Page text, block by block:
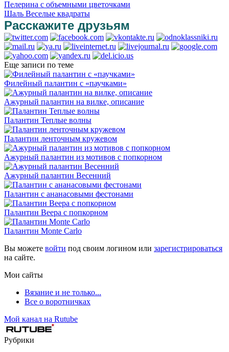
Пелерина с объемными цветочками
Шаль Веселые квадраты
Расскажите друзьям
Еще записи по теме
Филейный палантин с «паучками»
Ажурный палантин на вилке, описание
Палантин Теплые волны
Палантин ленточным кружевом
Ажурный палантин из мотивов с попкорном
Ажурный палантин Весенний
Палантин с ананасовыми фестонами
Палантин Веера с попкорном
Палантин Monte Carlo
Вы можете войти под своим логином или зарегистрироваться
на сайте.
Мои сайты
Вязание и не только...
Все о воротничках
Мой канал на Rutube
Рубрики